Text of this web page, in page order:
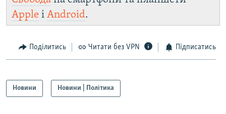
Apple і Android.
Поділитись Читати без VPN Підписатись
Новини Новини | Політика